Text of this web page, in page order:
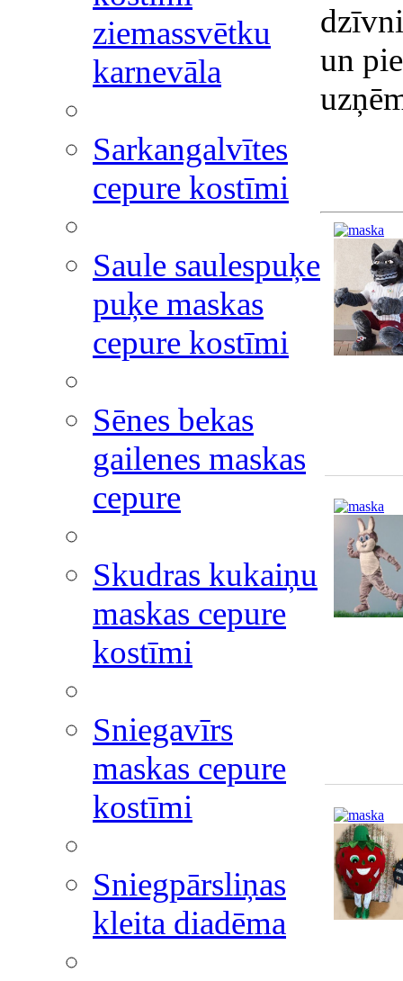
ziemassvētku
karnevāla
Sarkangalvītes
cepure kostīmi
Saule saulespuķe
puķe maskas
cepure kostīmi
Sēnes bekas
gailenes maskas
cepure
Skudras kukaiņu
maskas cepure
kostīmi
Sniegavīrs
maskas cepure
kostīmi
Sniegpārsliņas
kleita diadēma
un